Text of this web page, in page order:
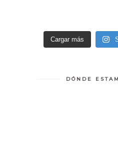
Cargar más
DÓNDE